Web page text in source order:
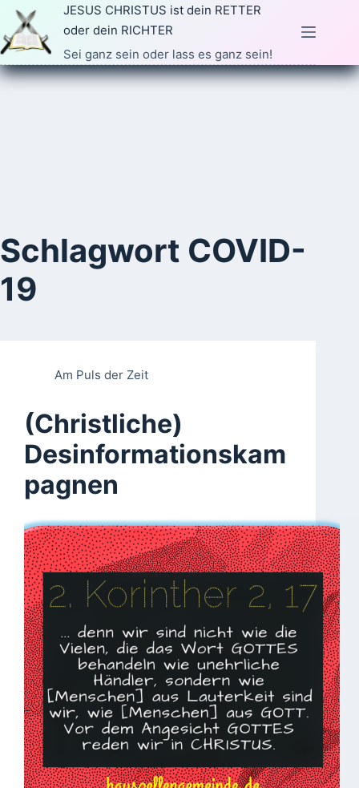
Zum
Inhalt
springen
JESUS CHRISTUS ist dein RETTER
oder dein RICHTER
Sei ganz sein oder lass es ganz sein!
Schlagwort COVID-
19
Am Puls der Zeit
(Christliche)
Desinformationskam
pagnen